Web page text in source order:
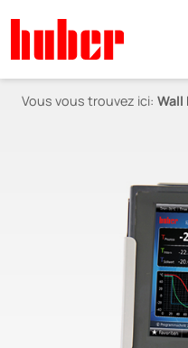
Vous vous trouvez ici: Wall